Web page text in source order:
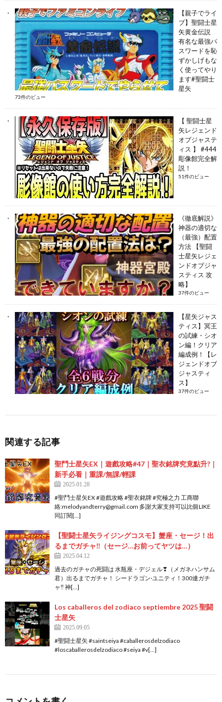
【親子でライ
ブ】聖闘士星
矢黄金伝説
有名な最強パ
スワードを恥
ずかしげもな
く使ってやり
ます#聖闘士
星矢
73件のビュー
【 聖闘士星
矢レジェンド
オブジャステ
ィス 】 #444
彫像館完全解
説！
51件のビュー
《徹底解説》
神器の適切な
（最強）配置
方法 【聖闘
士星矢レジェ
ンドオブジャ
スティス 攻
略】
37件のビュー
【星矢ジャス
ティス】冥王
の試練・シオ
ン編！クリア
編成例！【レ
ジェンドオブ
ジャスティ
ス】
37件のビュー
関連する記事
聖鬥士星矢EX｜遊戲攻略#47｜聖衣銘牌究竟點升?｜
新手必看｜重課/無課/輕課
2025.01.28
#聖鬥士星矢EX #遊戲攻略 #聖衣銘牌 #究極之力 工商聯
絡:melodyandterry@gmail.com 多謝大家支持可以比個LIKE
同訂閱[…]
【聖闘士星矢ライジングコスモ】蟹座・セージ！出
るまでガチャ‼（セージ…お前ってヤツは…）
2025.04.12
過去のガチャの死闘は 水瓶座・デジェル❣（メガネハンサム
君）出るまでガチャ！ シードラゴン·ユニティ！300連ガチ
ャ‼ 神[…]
Los caballeros del zodiaco septiembre 2025 聖闘
士星矢
2025.09.05
#聖闘士星矢 #saintseiya #caballerosdelzodiaco
#loscaballerosdelzodiaco #seiya #v[…]